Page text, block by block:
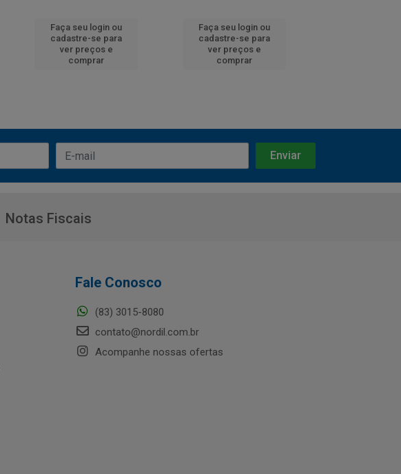
Faça seu login ou
cadastre-se para
ver preços e
comprar
Faça seu login ou
cadastre-se para
ver preços e
comprar
Notas Fiscais
Fale Conosco
(83) 3015-8080
contato@nordil.com.br
Acompanhe nossas ofertas